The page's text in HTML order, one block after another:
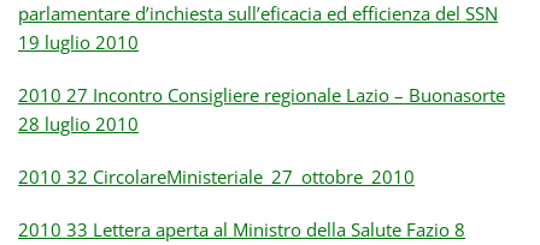
parlamentare d’inchiesta sull’eficacia ed efficienza del SSN
19 luglio 2010
2010 27 Incontro Consigliere regionale Lazio – Buonasorte
28 luglio 2010
2010 32 CircolareMinisteriale_27_ottobre_2010
2010 33 Lettera aperta al Ministro della Salute Fazio 8